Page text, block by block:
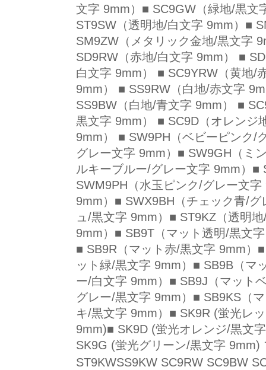
文字 9mm）■ SC9GW（緑地/黒文
ST9SW（透明地/白文字 9mm）■
SM9ZW（メタリック金地/黒文字
SD9RW（赤地/白文字 9mm） ■
白文字 9mm） ■ SC9YRW（黄地/
9mm） ■ SS9RW（白地/赤文字
SS9BW（白地/青文字 9mm） ■
黒文字 9mm） ■ SC9D（オレンジ
9mm） ■ SW9PH（ベビーピンク/
グレー文字 9mm）■ SW9GH（ミ
ルキーブルー/グレー文字 9mm）
SWM9PH（水玉ピンク/グレー文
9mm）■ SWX9BH（チェック青/
ュ/黒文字 9mm）■ ST9KZ（透明
9mm）■ SB9T（マット透明/黒文
■ SB9R（マット赤/黒文字 9mm）
ット緑/黒文字 9mm）■ SB9B（マ
ー/白文字 9mm）■ SB9J（マット
グレー/黒文字 9mm）■ SB9KS（
キ/黒文字 9mm）■ SK9R (蛍光レ
9mm)■ SK9D (蛍光オレンジ/黒文
SK9G (蛍光グリーン/黒文字
ST9KWSS9KW SC9RW SC9BW